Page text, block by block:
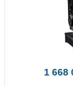
1 668